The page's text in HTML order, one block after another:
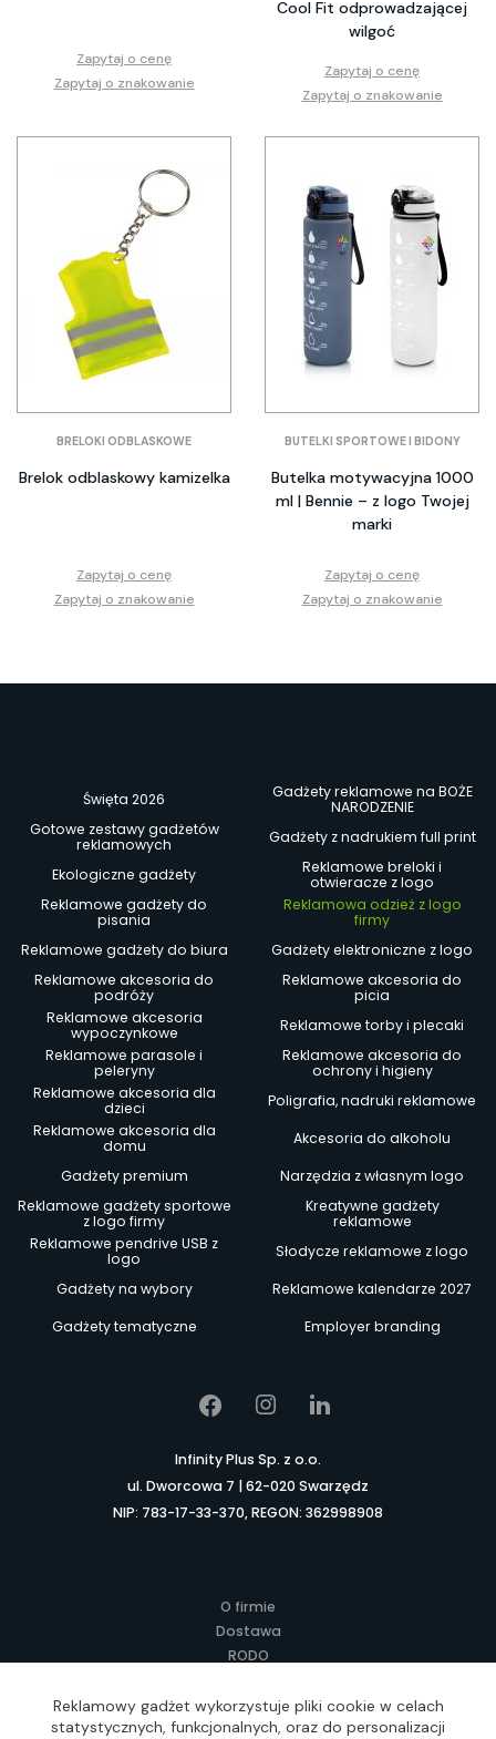
Zapytaj o cenę
Zapytaj o znakowanie
Cool Fit odprowadzającej
wilgoć
Zapytaj o cenę
Zapytaj o znakowanie
BRELOKI ODBLASKOWE
Brelok odblaskowy kamizelka
Zapytaj o cenę
Zapytaj o znakowanie
BUTELKI SPORTOWE I BIDONY
Butelka motywacyjna 1000
ml | Bennie – z logo Twojej
marki
Zapytaj o cenę
Zapytaj o znakowanie
Święta 2026
Gadżety reklamowe na BOŻE
NARODZENIE
Gotowe zestawy gadżetów
reklamowych
Gadżety z nadrukiem full print
Ekologiczne gadżety
Reklamowe breloki i
otwieracze z logo
Reklamowe gadżety do
pisania
Reklamowa odzież z logo
firmy
Reklamowe gadżety do biura
Gadżety elektroniczne z logo
Reklamowe akcesoria do
podróży
Reklamowe akcesoria do
picia
Reklamowe akcesoria
wypoczynkowe
Reklamowe torby i plecaki
Reklamowe parasole i
peleryny
Reklamowe akcesoria do
ochrony i higieny
Reklamowe akcesoria dla
dzieci
Poligrafia, nadruki reklamowe
Reklamowe akcesoria dla
domu
Akcesoria do alkoholu
Gadżety premium
Narzędzia z własnym logo
Reklamowe gadżety sportowe
z logo firmy
Kreatywne gadżety
reklamowe
Reklamowe pendrive USB z
logo
Słodycze reklamowe z logo
Gadżety na wybory
Reklamowe kalendarze 2027
Gadżety tematyczne
Employer branding
Infinity Plus Sp. z o.o.
ul. Dworcowa 7 | 62-020 Swarzędz
NIP: 783-17-33-370, REGON: 362998908
O firmie
Dostawa
RODO
Regulamin
Lokalne Gadżety Reklamowe
Reklamowy gadżet wykorzystuje pliki cookie w celach
statystycznych, funkcjonalnych, oraz do personalizacji